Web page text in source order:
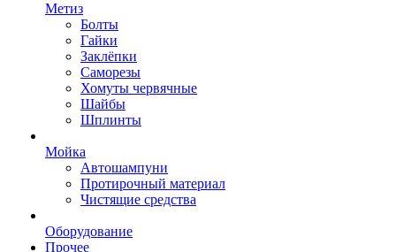
Метиз
Болты
Гайки
Заклёпки
Саморезы
Хомуты червячные
Шайбы
Шплинты
Мойка
Автошампуни
Протирочный материал
Чистящие средства
Оборудование
Прочее